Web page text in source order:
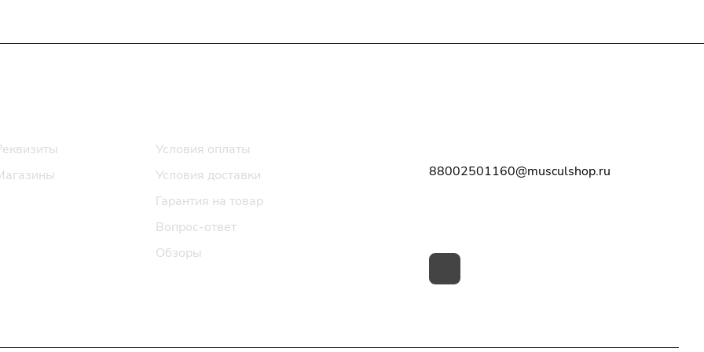
Условия оплаты
Условия доставки
Гарантия на товар
Вопрос-ответ
Обзоры
88002501160@musculshop.ru